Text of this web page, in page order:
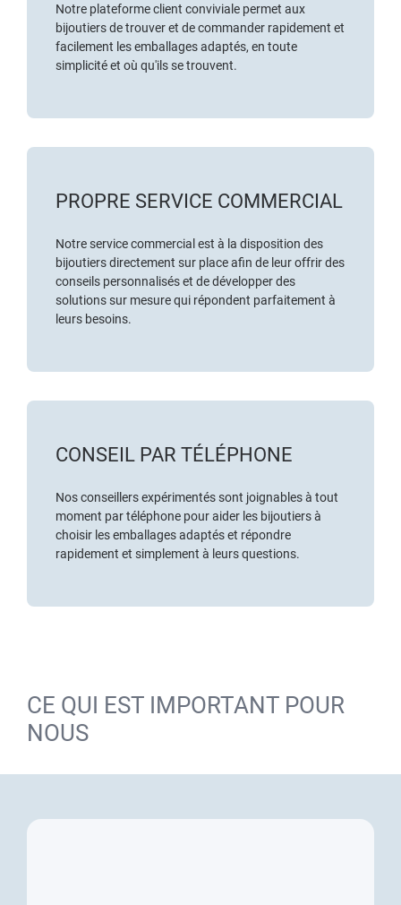
Notre plateforme client conviviale permet aux
bijoutiers de trouver et de commander rapidement et
facilement les emballages adaptés, en toute
simplicité et où qu'ils se trouvent.
PROPRE SERVICE COMMERCIAL
Notre service commercial est à la disposition des
bijoutiers directement sur place afin de leur offrir des
conseils personnalisés et de développer des
solutions sur mesure qui répondent parfaitement à
leurs besoins.
CONSEIL PAR TÉLÉPHONE
Nos conseillers expérimentés sont joignables à tout
moment par téléphone pour aider les bijoutiers à
choisir les emballages adaptés et répondre
rapidement et simplement à leurs questions.
CE QUI EST IMPORTANT POUR
NOUS